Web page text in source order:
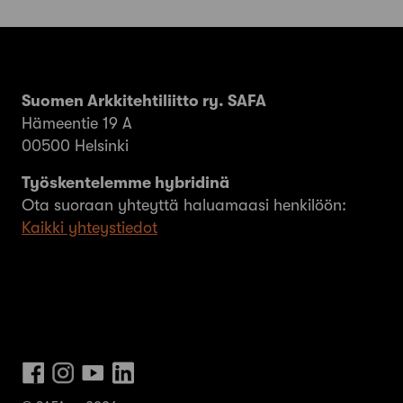
Suomen Arkkitehtiliitto ry. SAFA
Hämeentie 19 A
00500 Helsinki
Työskentelemme hybridinä
Ota suoraan yhteyttä haluamaasi henkilöön:
Kaikki yhteystiedot